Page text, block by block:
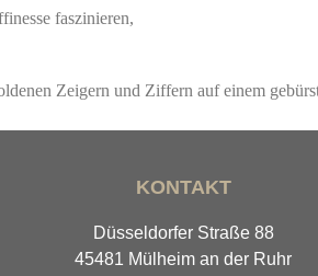
faszinieren,
KONTAKT
Düsseldorfer Straße 88
45481 Mülheim an der Ruhr